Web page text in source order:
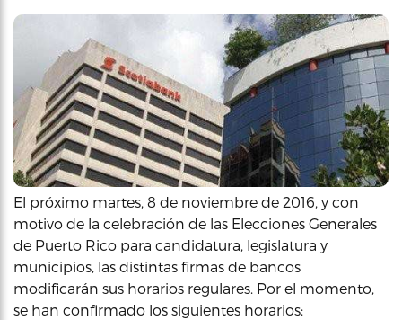
El próximo martes, 8 de noviembre de 2016, y con
motivo de la celebración de las Elecciones Generales
de Puerto Rico para candidatura, legislatura y
municipios, las distintas firmas de bancos
modificarán sus horarios regulares. Por el momento,
se han confirmado los siguientes horarios: